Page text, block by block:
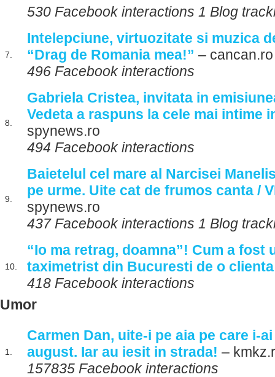
530 Facebook interactions 1 Blog
7.
Intelepciune, virtuozitate si muzica
“Drag de Romania mea!” – cancan.ro
496 Facebook interactions
8.
Gabriela Cristea, invitata in
Vedeta a raspuns la cele mai intime
spynews.ro
494 Facebook interactions
9.
Baietelul cel mare al Narcisei
pe urme. Uite cat de frumos canta /
spynews.ro
437 Facebook interactions 1 Blog
10.
“Io ma retrag, doamna”! Cum a fost
taximetrist din Bucuresti de o clienta
418 Facebook interactions
Umor
1.
Carmen Dan, uite-i pe aia pe care i-
august. Iar au iesit in strada! –
157835 Facebook interactions